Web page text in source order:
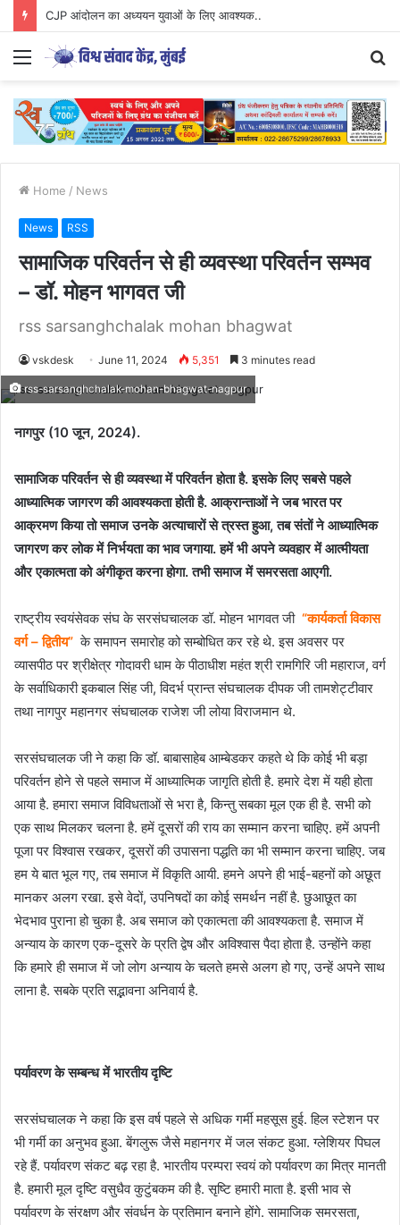
CJP आंदोलन का अध्ययन युवाओं के लिए आवश्यक..
Menu
Home / News
News RSS
सामाजिक परिवर्तन से ही व्यवस्था परिवर्तन सम्भव
– डॉ. मोहन भागवत जी
rss sarsanghchalak mohan bhagwat
vskdesk June 11, 2024 5,351 3 minutes read
rss-sarsanghchalak-mohan-bhagwat-nagpur
नागपुर (10 जून, 2024).
सामाजिक परिवर्तन से ही व्यवस्था में परिवर्तन होता है. इसके लिए सबसे पहले
आध्यात्मिक जागरण की आवश्यकता होती है. आक्रान्ताओं ने जब भारत पर
आक्रमण किया तो समाज उनके अत्याचारों से त्रस्त हुआ, तब संतों ने आध्यात्मिक
जागरण कर लोक में निर्भयता का भाव जगाया. हमें भी अपने व्यवहार में आत्मीयता
और एकात्मता को अंगीकृत करना होगा. तभी समाज में समरसता आएगी.
राष्ट्रीय स्वयंसेवक संघ के सरसंघचालक डॉ. मोहन भागवत जी “कार्यकर्ता विकास
वर्ग – द्वितीय” के समापन समारोह को सम्बोधित कर रहे थे. इस अवसर पर
व्यासपीठ पर श्रीक्षेत्र गोदावरी धाम के पीठाधीश महंत श्री रामगिरि जी महाराज, वर्ग
के सर्वाधिकारी इकबाल सिंह जी, विदर्भ प्रान्त संघचालक दीपक जी तामशेट्टीवार
तथा नागपुर महानगर संघचालक राजेश जी लोया विराजमान थे.
सरसंघचालक जी ने कहा कि डॉ. बाबासाहेब आम्बेडकर कहते थे कि कोई भी बड़ा
परिवर्तन होने से पहले समाज में आध्यात्मिक जागृति होती है. हमारे देश में यही होता
आया है. हमारा समाज विविधताओं से भरा है, किन्तु सबका मूल एक ही है. सभी को
एक साथ मिलकर चलना है. हमें दूसरों की राय का सम्मान करना चाहिए. हमें अपनी
पूजा पर विश्वास रखकर, दूसरों की उपासना पद्धति का भी सम्मान करना चाहिए. जब
हम ये बात भूल गए, तब समाज में विकृति आयी. हमने अपने ही भाई-बहनों को अछूत
मानकर अलग रखा. इसे वेदों, उपनिषदों का कोई समर्थन नहीं है. छुआछूत का
भेदभाव पुराना हो चुका है. अब समाज को एकात्मता की आवश्यकता है. समाज में
अन्याय के कारण एक-दूसरे के प्रति द्वेष और अविश्वास पैदा होता है. उन्होंने कहा
कि हमारे ही समाज में जो लोग अन्याय के चलते हमसे अलग हो गए, उन्हें अपने साथ
लाना है. सबके प्रति सद्भावना अनिवार्य है.
पर्यावरण के सम्बन्ध में भारतीय दृष्टि
सरसंघचालक ने कहा कि इस वर्ष पहले से अधिक गर्मी महसूस हुई. हिल स्टेशन पर
भी गर्मी का अनुभव हुआ. बेंगलुरू जैसे महानगर में जल संकट हुआ. ग्लेशियर पिघल
रहे हैं. पर्यावरण संकट बढ़ रहा है. भारतीय परम्परा स्वयं को पर्यावरण का मित्र मानती
है. हमारी मूल दृष्टि वसुधैव कुटुंबकम की है. सृष्टि हमारी माता है. इसी भाव से
पर्यावरण के संरक्षण और संवर्धन के प्रतिमान बनाने होंगे. सामाजिक समरसता,